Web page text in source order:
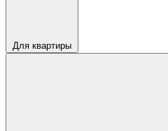
Для квартиры